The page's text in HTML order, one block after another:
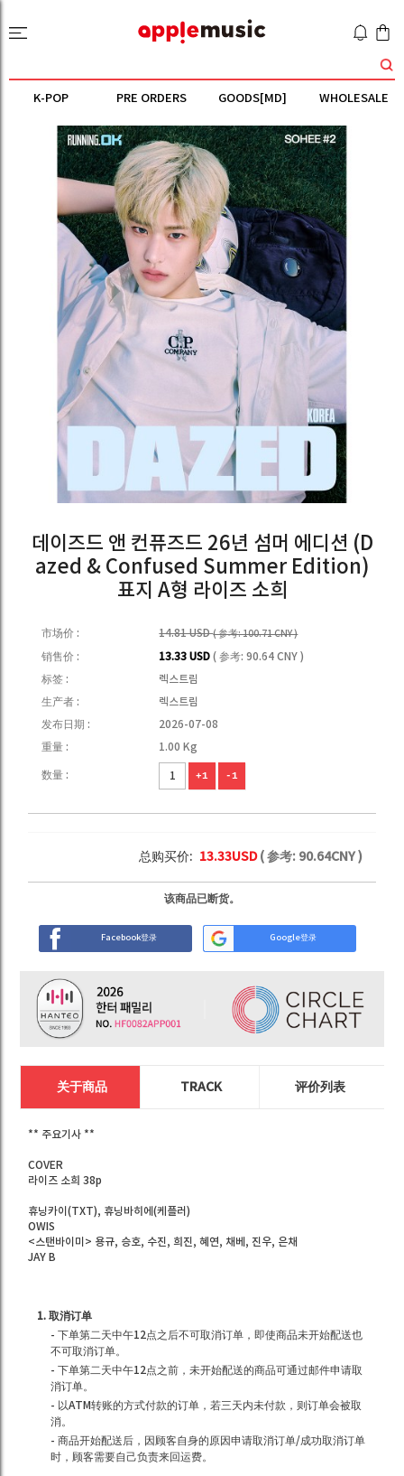
K-POP PRE ORDERS GOODS[MD] WHOLESALE
데이즈드 앤 컨퓨즈드 26년 섬머 에디션 (D
azed & Confused Summer Edition)
표지 A형 라이즈 소희
市场价 : 14.81 USD( 参考: 100.71 CNY )
销售价 : 13.33 USD( 参考: 90.64 CNY )
标签 :
렉스트림
生产者 :
렉스트림
发布日期 :
2026-07-08
重量 :
1.00 Kg
数量 : +1 -1
总购买价: 13.33USD( 参考: 90.64CNY )
该商品已断货。
Facebook登录 Google登录
关于商品 TRACK 评价列表
** 주요기사 **
COVER
라이즈 소희 38p
휴닝카이(TXT), 휴닝바히에(케플러)
OWIS
<스탠바이미> 용규, 승호, 수진, 희진, 혜연, 채베, 진우, 은채
JAY B
1. 取消订单
- 下单第二天中午12点之后不可取消订单，即使商品未开始配送也
不可取消订单。
- 下单第二天中午12点之前，未开始配送的商品可通过邮件申请取
消订单。
- 以ATM转账的方式付款的订单，若三天内未付款，则订单会被取
消。
- 商品开始配送后，因顾客自身的原因申请取消订单/成功取消订单
时，顾客需要自己负责来回运费。